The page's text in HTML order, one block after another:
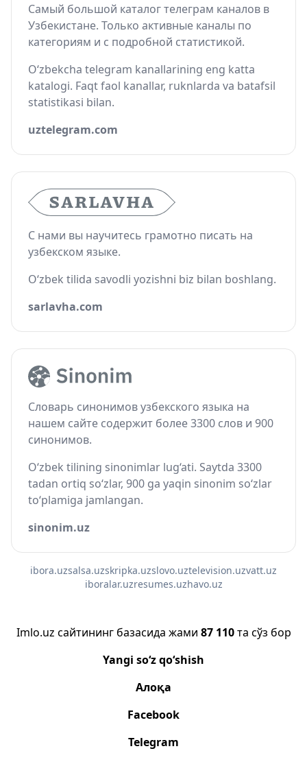
Самый большой каталог телеграм каналов в
Узбекистане. Только активные каналы по
категориям и с подробной статистикой.
O‘zbekcha telegram kanallarining eng katta
katalogi. Faqt faol kanallar, ruknlarda va batafsil
statistikasi bilan.
uztelegram.com
С нами вы научитесь грамотно писать на
узбекском языке.
O‘zbek tilida savodli yozishni biz bilan boshlang.
sarlavha.com
Словарь синонимов узбекского языка на
нашем сайте содержит более 3300 слов и 900
синонимов.
O‘zbek tilining sinonimlar lug‘ati. Saytda 3300
tadan ortiq so‘zlar, 900 ga yaqin sinonim so‘zlar
to‘plamiga jamlangan.
sinonim.uz
ibora.uzsalsa.uzskripka.uzslovo.uztelevision.uzvatt.uz
iboralar.uzresumes.uzhavo.uz
Imlo.uz сайтининг базасида жами 87 110та сўз бор
Yangi so‘z qo‘shish
Алоқа
Facebook
Telegram